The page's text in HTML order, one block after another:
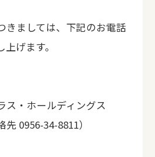
きましては、下記のお電話
げます。
ス・ホールディングス
0956-34-8811）